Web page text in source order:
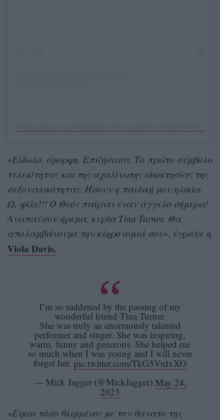
«Είδωλο, όμορφη. Επιζήσασα. Το πρώτο σύμβολο
τελειότητας και της αχαλίνωτης ιδιοκτησίας της
σεξουαλικότητας. Ήσουν η παιδική μου ηλικία.
Ω, φίλε!!! Ο Θεός παίρνει έναν άγγελο σήμερα!
Αναπαύσου ήρεμα, κυρία Tina Turner. Θα
απολαμβάνουμε την κληρονομιά σου», έγραψε η
Viola Davis.
I’m so saddened by the passing of my
wonderful friend Tina Turner.
She was truly an enormously talented
performer and singer. She was inspiring,
warm, funny and generous. She helped me
so much when I was young and I will never
forget her. pic.twitter.com/TkG5VrdxXO
— Mick Jagger (@MickJagger) May 24,
2023
«Είμαι τόσο θλιμμένος με τον θάνατο της